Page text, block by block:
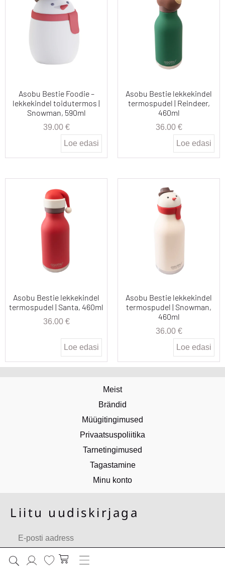
Asobu Bestie Foodie –
lekkekindel toidutermos |
Snowman, 590ml
39.00 €
Loe edasi
Asobu Bestie lekkekindel
termospudel | Reindeer,
460ml
36.00 €
Loe edasi
Asobu Bestie lekkekindel
termospudel | Santa, 460ml
36.00 €
Loe edasi
Asobu Bestie lekkekindel
termospudel | Snowman,
460ml
36.00 €
Loe edasi
Meist
Brändid
Müügitingimused
Privaatsuspoliitika
Tarnetingimused
Tagastamine
Minu konto
Liitu uudiskirjaga